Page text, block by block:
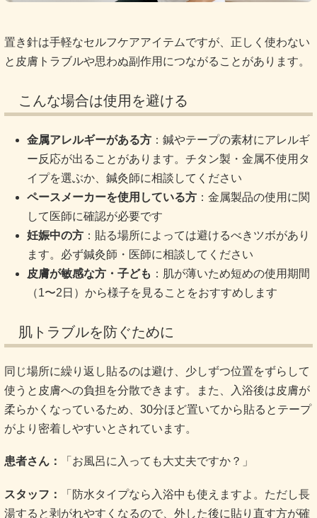
置き針は手軽なセルフケアアイテムですが、正しく使わない
と皮膚トラブルや思わぬ副作用につながることがあります。
こんな場合は使用を避ける
金属アレルギーがある方 ：鍼やテープの素材にアレルギ
ー反応が出ることがあります。チタン製・金属不使用タ
イプを選ぶか、鍼灸師に相談してください
ペースメーカーを使用している方 ：金属製品の使用に関
して医師に確認が必要です
妊娠中の方 ：貼る場所によっては避けるべきツボがあり
ます。必ず鍼灸師・医師に相談してください
皮膚が敏感な方・子ども ：肌が薄いため短めの使用期間
（1〜2日）から様子を見ることをおすすめします
肌トラブルを防ぐために
同じ場所に繰り返し貼るのは避け、少しずつ位置をずらして
使うと皮膚への負担を分散できます。また、入浴後は皮膚が
柔らかくなっているため、30分ほど置いてから貼るとテープ
がより密着しやすいとされています。
患者さん： 「お風呂に入っても大丈夫ですか？」
スタッフ：
「防水タイプなら入浴中も使えますよ。ただし長
湯すると剥がれやすくなるので、外した後に貼り直す方が確